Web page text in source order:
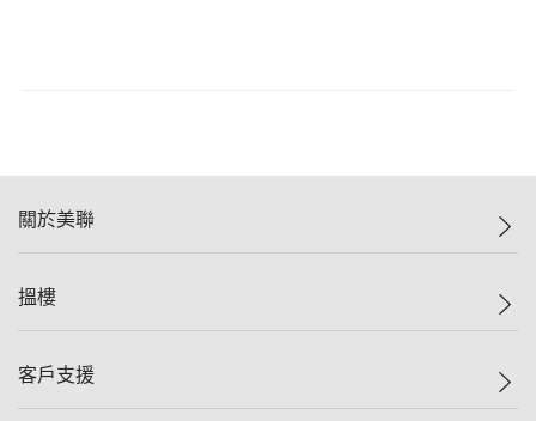
關於美聯
美聯集團
人才招募
搵樓
一手新盤
客戶支援